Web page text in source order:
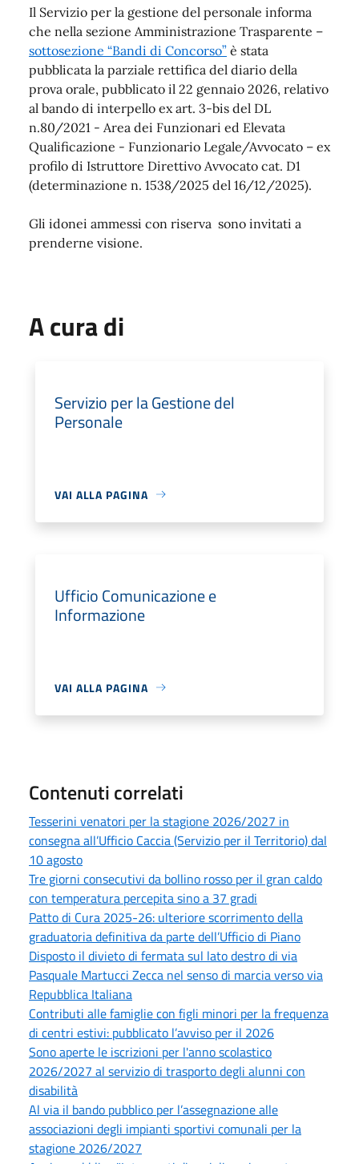
Il Servizio per la gestione del personale informa
che nella sezione Amministrazione Trasparente –
sottosezione “Bandi di Concorso” è stata
pubblicata la parziale rettifica del diario della
prova orale, pubblicato il 22 gennaio 2026, relativo
al bando di interpello ex art. 3-bis del DL
n.80/2021 - Area dei Funzionari ed Elevata
Qualificazione - Funzionario Legale/Avvocato – ex
profilo di Istruttore Direttivo Avvocato cat. D1
(determinazione n. 1538/2025 del 16/12/2025).
Gli idonei ammessi con riserva sono invitati a
prenderne visione.
A cura di
Servizio per la Gestione del
Personale
VAI ALLA PAGINA
Ufficio Comunicazione e
Informazione
VAI ALLA PAGINA
Contenuti correlati
Tesserini venatori per la stagione 2026/2027 in
consegna all’Ufficio Caccia (Servizio per il Territorio) dal
10 agosto
Tre giorni consecutivi da bollino rosso per il gran caldo
con temperatura percepita sino a 37 gradi
Patto di Cura 2025-26: ulteriore scorrimento della
graduatoria definitiva da parte dell’Ufficio di Piano
Disposto il divieto di fermata sul lato destro di via
Pasquale Martucci Zecca nel senso di marcia verso via
Repubblica Italiana
Contributi alle famiglie con figli minori per la frequenza
di centri estivi: pubblicato l’avviso per il 2026
Sono aperte le iscrizioni per l'anno scolastico
2026/2027 al servizio di trasporto degli alunni con
disabilità
Al via il bando pubblico per l’assegnazione alle
associazioni degli impianti sportivi comunali per la
stagione 2026/2027